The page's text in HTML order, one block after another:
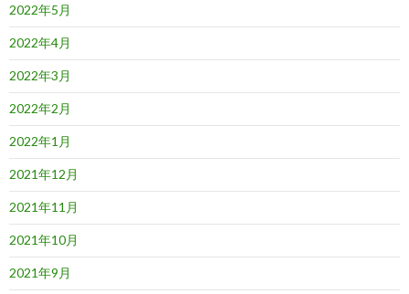
2022年5月
2022年4月
2022年3月
2022年2月
2022年1月
2021年12月
2021年11月
2021年10月
2021年9月